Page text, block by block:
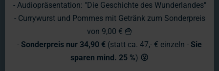
- Audiopräsentation: "Die Geschichte des Wunderlandes"
- Currywurst und Pommes mit Getränk zum Sonderpreis
von 9,00 € 🍟
- Sonderpreis nur 34,90 € (statt ca. 47,- € einzeln - Sie
sparen mind. 25 %) 😮